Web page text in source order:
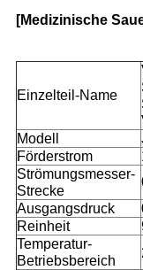
[Medizinische
Einzelteil-Name
Modell
Förderstrom
Strömungsmesser-
Strecke
Ausgangsdruck
Reinheit
Temperatur-
Betriebsbereich